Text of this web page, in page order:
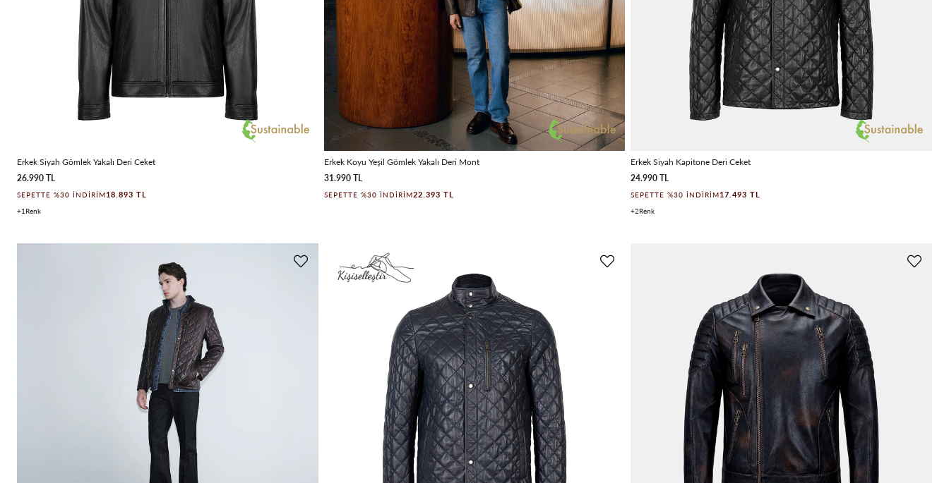
Erkek Siyah Gömlek Yakalı Deri Ceket
26.990 TL
SEPETTE %30 İNDIRIM18.893 TL
1
Erkek Koyu Yeşil Gömlek Yakalı Deri Mont
31.990 TL
SEPETTE %30 İNDIRIM22.393 TL
Erkek Siyah Kapitone Deri Ceket
24.990 TL
SEPETTE %30 İNDIRIM17.493 TL
2